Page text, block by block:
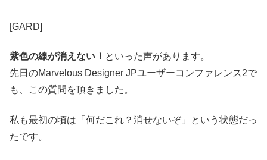
[GARD]
紫色の線が消えない！ といった声があります。
先日のMarvelous Designer JPユーザーコンファレンス2で
も、この質問を頂きました。
私も最初の頃は「何だこれ？消せないぞ」という状態だっ
たです。